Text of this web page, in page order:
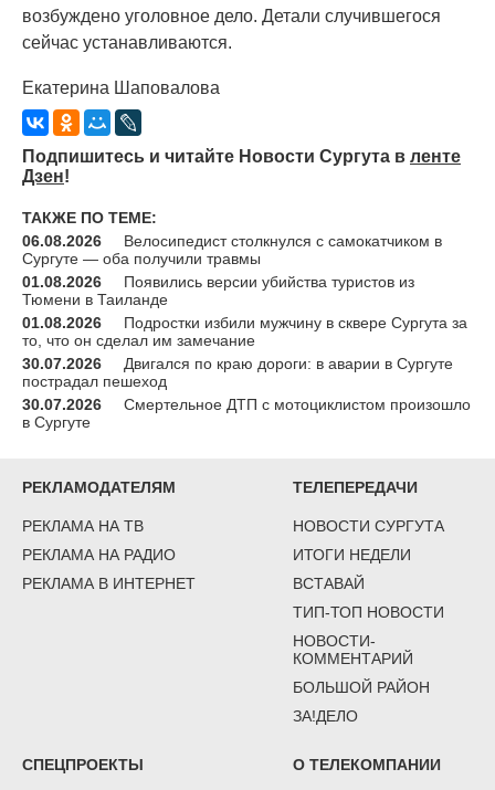
возбуждено уголовное дело. Детали случившегося
сейчас устанавливаются.
Екатерина Шаповалова
Подпишитесь и читайте Новости Сургута в ленте
Дзен!
ТАКЖЕ ПО ТЕМЕ:
06.08.2026
Велосипедист столкнулся с самокатчиком в
Сургуте — оба получили травмы
01.08.2026
Появились версии убийства туристов из
Тюмени в Таиланде
01.08.2026
Подростки избили мужчину в сквере Сургута за
то, что он сделал им замечание
30.07.2026
Двигался по краю дороги: в аварии в Сургуте
пострадал пешеход
30.07.2026
Смертельное ДТП с мотоциклистом произошло
в Сургуте
РЕКЛАМОДАТЕЛЯМ
РЕКЛАМА НА ТВ
РЕКЛАМА НА РАДИО
РЕКЛАМА В ИНТЕРНЕТ
ТЕЛЕПЕРЕДАЧИ
НОВОСТИ СУРГУТА
ИТОГИ НЕДЕЛИ
ВСТАВАЙ
ТИП-ТОП НОВОСТИ
НОВОСТИ-
КОММЕНТАРИЙ
БОЛЬШОЙ РАЙОН
ЗА!ДЕЛО
СПЕЦПРОЕКТЫ О ТЕЛЕКОМПАНИИ